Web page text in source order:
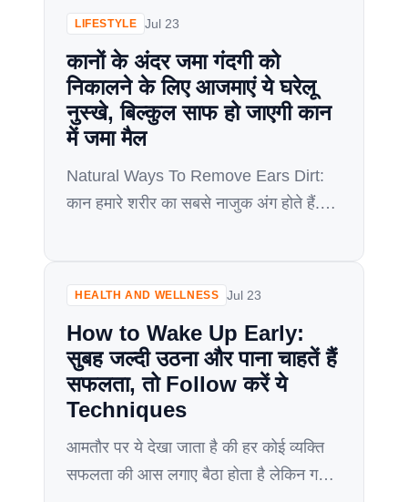
(How To remove fine lines) नजर आने
प्रोडक्ट्स की तरफ रूख करते हैं. मार्केट में
उपलब्ध ये प्रोडक्ट्स […]
LIFESTYLE Jul 23
कानों के अंदर जमा गंदगी को
निकालने के लिए आजमाएं ये घरेलू
नुस्खे, बिल्कुल साफ हो जाएगी कान
में जमा मैल
Natural Ways To Remove Ears Dirt:
कान हमारे शरीर का सबसे नाजुक अंग होते हैं.
जिसे नुकसानदायक नहीं माना जाता है, क्योंकि
रोकता है. लेकिन अगर ये बहुत ज्यादा […]
HEALTH AND WELLNESS Jul 23
How to Wake Up Early:
सुबह जल्दी उठना और पाना चाहतें हैं
सफलता, तो Follow करें ये
Techniques
आमतौर पर ये देखा जाता है की हर कोई व्यक्ति
सफलता की आस लगाए बैठा होता है लेकिन गलत